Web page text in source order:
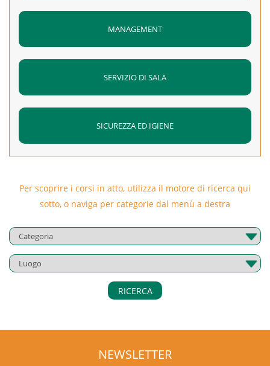
MANAGEMENT
SERVIZIO DI SALA
SICUREZZA ED IGIENE
Per scoprire i corsi in atto, utilizza il motore di ricerca qui
sotto, o naviga per categorie dal menù a destra
RICERCA
NEWSLETTER